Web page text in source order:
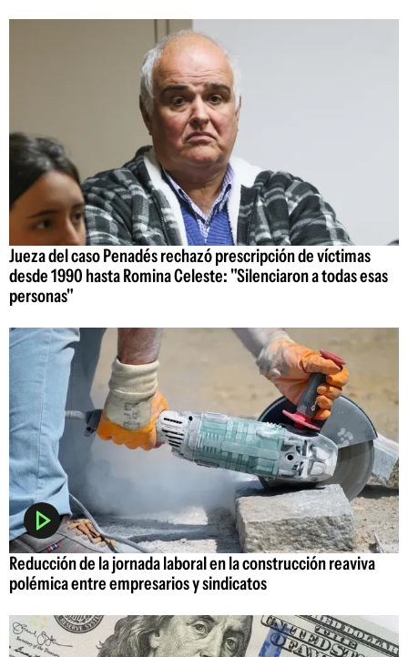
Jueza del caso Penadés rechazó prescripción de víctimas
desde 1990 hasta Romina Celeste: "Silenciaron a todas esas
personas"
Reducción de la jornada laboral en la construcción reaviva
polémica entre empresarios y sindicatos